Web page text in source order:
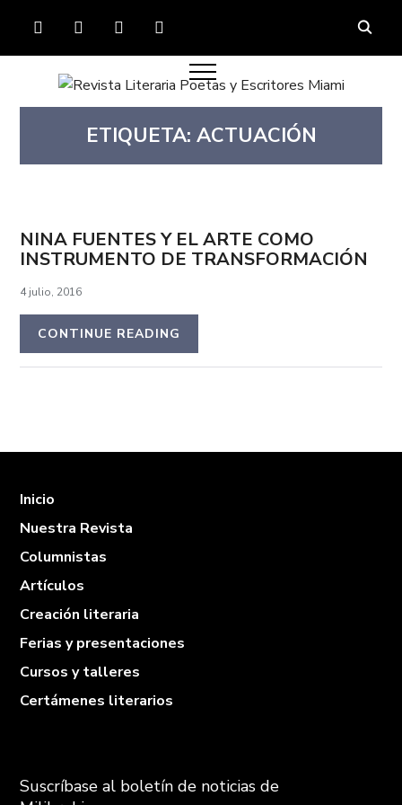
FACEBOOKTWITTERINSTAGRAMYOUTUBE
ETIQUETA: ACTUACIÓN
NINA FUENTES Y EL ARTE COMO
INSTRUMENTO DE TRANSFORMACIÓN
4 julio, 2016
CONTINUE READING
Inicio
Nuestra Revista
Columnistas
Artículos
Creación literaria
Ferias y presentaciones
Cursos y talleres
Certámenes literarios
Suscríbase al boletín de noticias de